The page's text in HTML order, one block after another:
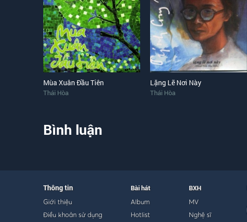
Mùa Xuân Đầu Tiên
Thái Hòa
Lặng Lẽ Nơi Này
Thái Hòa
Bình luận
Thông tin
Giới thiệu
Điều khoản sử dụng
Bài hát
Album
Hotlist
BXH
MV
Nghệ sĩ